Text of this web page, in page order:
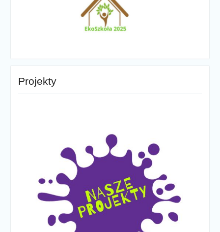
Projekty